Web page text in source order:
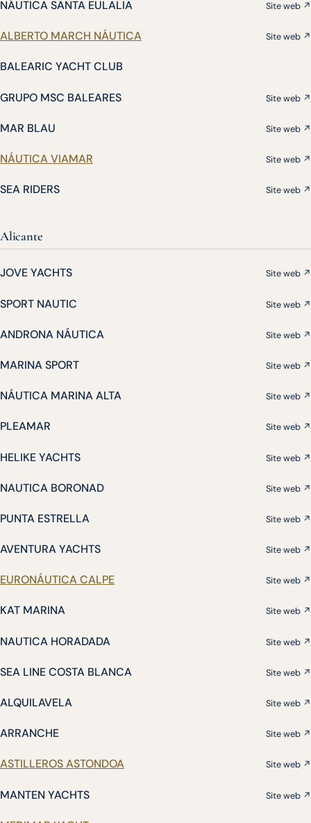
NÁUTICA SANTA EULALIA Site web ↗
ALBERTO MARCH NÁUTICA Site web ↗
BALEARIC YACHT CLUB
GRUPO MSC BALEARES Site web ↗
MAR BLAU Site web ↗
NÁUTICA VIAMAR Site web ↗
SEA RIDERS Site web ↗
Alicante
JOVE YACHTS Site web ↗
SPORT NAUTIC Site web ↗
ANDRONA NÁUTICA Site web ↗
MARINA SPORT Site web ↗
NÁUTICA MARINA ALTA Site web ↗
PLEAMAR Site web ↗
HELIKE YACHTS Site web ↗
NAUTICA BORONAD Site web ↗
PUNTA ESTRELLA Site web ↗
AVENTURA YACHTS Site web ↗
EURONÁUTICA CALPE Site web ↗
KAT MARINA Site web ↗
NAUTICA HORADADA Site web ↗
SEA LINE COSTA BLANCA Site web ↗
ALQUILAVELA Site web ↗
ARRANCHE Site web ↗
ASTILLEROS ASTONDOA Site web ↗
MANTEN YACHTS Site web ↗